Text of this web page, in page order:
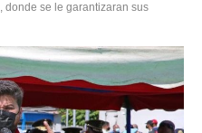
donde se le garantizaran sus